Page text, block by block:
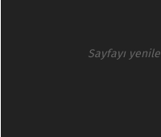
Sayfayı